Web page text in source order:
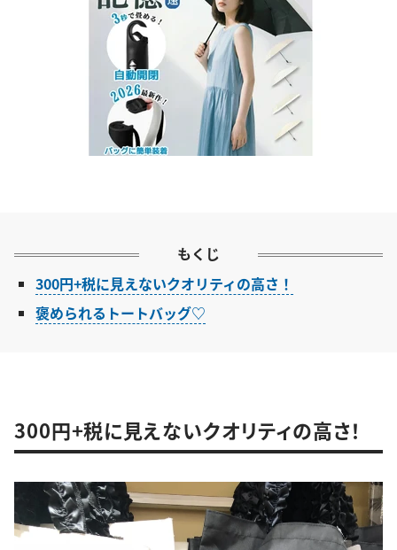
もくじ
300円+税に見えないクオリティの高さ！
褒められるトートバッグ♡
300円+税に見えないクオリティの高さ！